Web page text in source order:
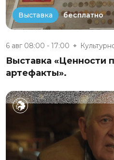
Выставка бесплатно
6 авг 08:00 - 17:00
Выставка «Ценности
артефакты».